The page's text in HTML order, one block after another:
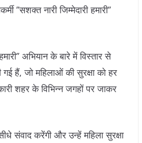
नारी जिम्मेदारी हमारी’’
अभियान के बारे में विस्तार से
हैं, जो महिलाओं की सुरक्षा को हर
शहर के विभिन्न जगहों पर जाकर
संवाद करेंगी और उन्हें महिला सुरक्षा